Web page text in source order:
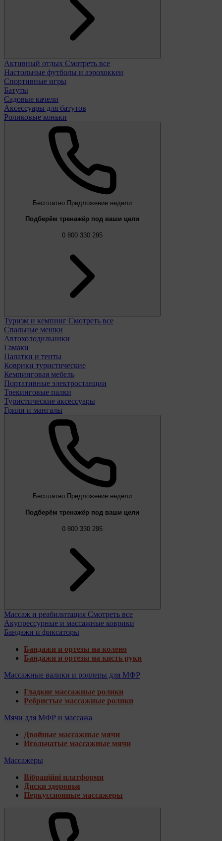
Активный отдых Смотреть все
Настольные футболы и аэрохоккеи
Спортивные игры
Батуты
Садовые качели
Аксессуары для батутов
Роликовые коньки
Бесплатно Предложение недели
Подберём тренажёр под ваши цели
0 800 330 295
Туризм и кемпинг Смотреть все
Спальные мешки
Автохолодильники
Гамаки
Палатки и тенты
Коврики туристические
Кемпинговая мебель
Портативные электростанции
Трекинговые палки
Туристические аксессуары
Грили и мангалы
Бесплатно Предложение недели
Подберём тренажёр под ваши цели
0 800 330 295
Массаж и реабилитация Смотреть все
Акупрессурные и массажные коврики
Бандажи и фиксаторы
Бандажи и ортезы на колено
Бандажи и ортезы на кисть руки
Массажные валики и роллеры для МФР
Гладкие массажные ролики
Ребристые массажные ролики
Мячи для МФР и массажа
Двойные массажные мячи
Игольчатые массажные мячи
Массажеры
Вібраційні платформи
Диски здоровья
Перкуссионные массажеры